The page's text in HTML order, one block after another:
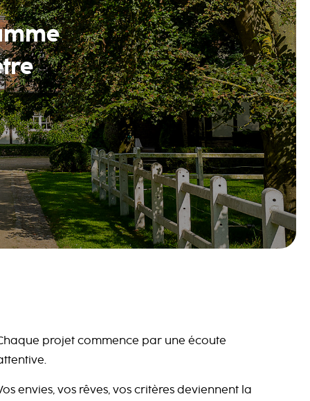
projet commence par une écoute
envies, vos rêves, vos critères deviennent la